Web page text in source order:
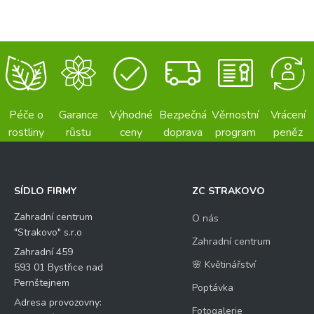
Péče o
rostliny
Garance
růstu
Výhodné
ceny
Bezpečná
doprava
Věrnostní
program
Vrácení
peněz
SÍDLO FIRMY
Zahradní centrum
"Strakovo" s.r.o
Zahradní 459
593 01 Bystřice nad
Pernštejnem
Adresa provozovny:
ZC STRAKOVO
O nás
Zahradní centrum
🌸 Květinářství
Poptávka
Fotogalerie